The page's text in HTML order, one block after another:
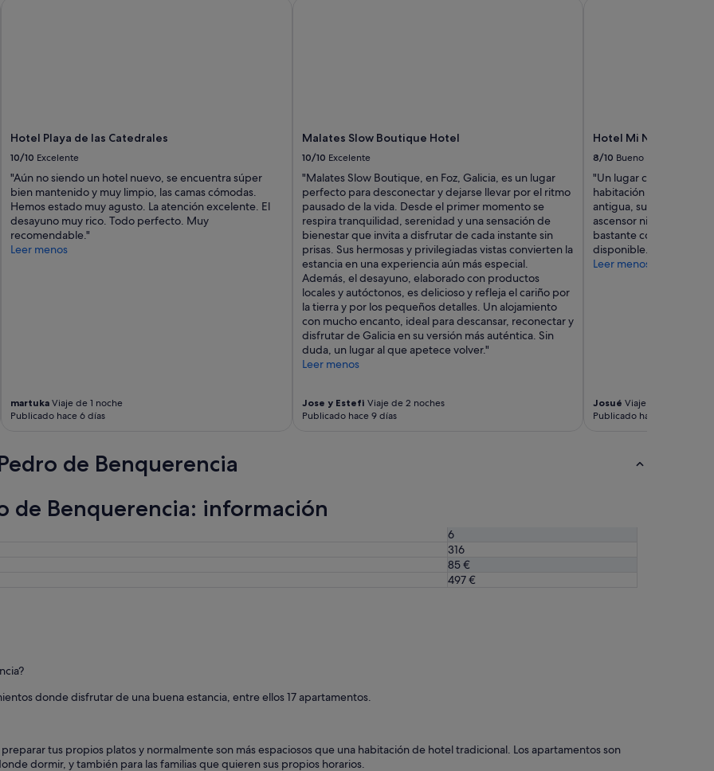
Hotel Playa de las Catedrales
10/10 Excelente
"Aún no siendo un hotel nuevo, se encuentra súper
bien mantenido y muy limpio, las camas cómodas.
Hemos estado muy agusto. La atención excelente. El
desayuno muy rico. Todo perfecto. Muy
recomendable."
Leer menos
martuka Viaje de 1 noche
Publicado hace 6 días
Malates Slow Boutique Hotel
10/10 Excelente
"Malates Slow Boutique, en Foz, Galicia, es un lugar
perfecto para desconectar y dejarse llevar por el ritmo
pausado de la vida. Desde el primer momento se
respira tranquilidad, serenidad y una sensación de
bienestar que invita a disfrutar de cada instante sin
prisas. Sus hermosas y privilegiadas vistas convierten la
estancia en una experiencia aún más especial.
Además, el desayuno, elaborado con productos
locales y autóctonos, es delicioso y refleja el cariño por
la tierra y por los pequeños detalles. Un alojamiento
con mucho encanto, ideal para descansar, reconectar y
disfrutar de Galicia en su versión más auténtica. Sin
duda, un lugar al que apetece volver."
Leer menos
Jose y Estefi Viaje de 2 noches
Publicado hace 9 días
Hotel Mi Norte
8/10 Bueno
"Un lugar con mucho
habitación necesitaría
antigua, suelo con
ascensor ni aire
bastante cómoda y
disponible."
Leer menos
Josué Viaje de 1 noche
Publicado hace 2 semanas
de Benquerencia
de Benquerencia: información
6
316
85 €
497 €
donde disfrutar de una buena estancia, entre ellos 17 apartamentos.
tus propios platos y normalmente son más espaciosos que una habitación de hotel tradicional. Los apartamentos son
dormir, y también para las familias que quieren sus propios horarios.